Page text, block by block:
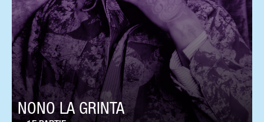
NONO LA GRINTA